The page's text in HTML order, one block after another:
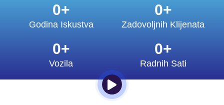
Godina Iskustva
0+
Zadovoljnih Klijenata
0+
Vozila
0+
Radnih Sati
0+